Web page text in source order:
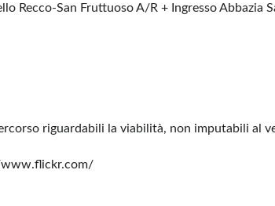
Recco-San Fruttuoso A/R + Ingresso Abbazia
riguardabili la viabilità, non imputabili al
www.flickr.com/